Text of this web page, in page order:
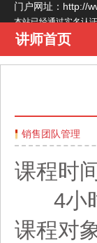
门户网址：http://
本站已经通过实名认
讲师首页
销售团队管理
课程时
4小
课程对